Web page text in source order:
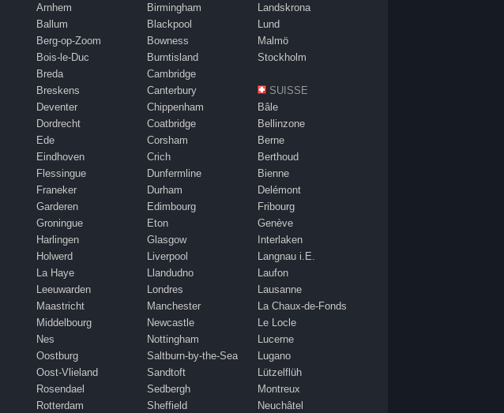
Arnhem
Ballum
Berg-op-Zoom
Bois-le-Duc
Breda
Breskens
Deventer
Dordrecht
Ede
Eindhoven
Flessingue
Franeker
Garderen
Groningue
Harlingen
Holwerd
La Haye
Leeuwarden
Maastricht
Middelbourg
Nes
Oostburg
Oost-Vlieland
Rosendael
Rotterdam
Birmingham
Blackpool
Bowness
Burntisland
Cambridge
Canterbury
Chippenham
Coatbridge
Corsham
Crich
Dunfermline
Durham
Edimbourg
Eton
Glasgow
Liverpool
Llandudno
Londres
Manchester
Newcastle
Nottingham
Saltburn-by-the-Sea
Sandtoft
Sedbergh
Sheffield
Landskrona
Lund
Malmö
Stockholm
SUISSE
Bâle
Bellinzone
Berne
Berthoud
Bienne
Delémont
Fribourg
Genève
Interlaken
Langnau i.E.
Laufon
Lausanne
La Chaux-de-Fonds
Le Locle
Lucerne
Lugano
Lützelflüh
Montreux
Neuchâtel